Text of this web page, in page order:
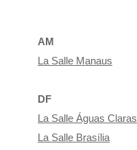
AM
La Salle Manaus
DF
La Salle Águas Claras
La Salle Brasília